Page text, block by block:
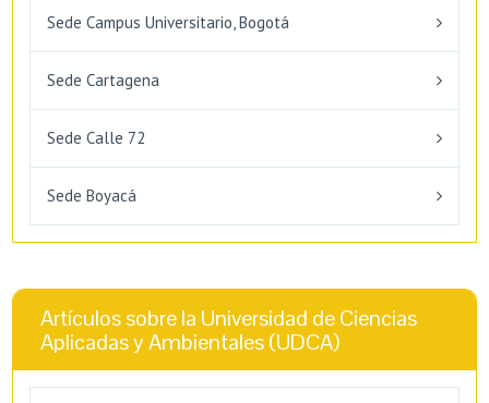
Sede Campus Universitario, Bogotá
Sede Cartagena
Sede Calle 72
Sede Boyacá
Artículos sobre la Universidad de Ciencias
Aplicadas y Ambientales (UDCA)